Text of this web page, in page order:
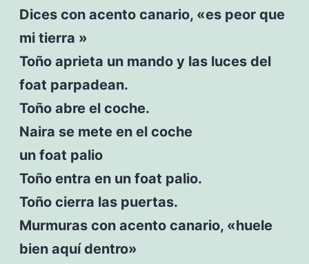
Dices con acento canario, «es peor que
mi tierra »
Toño aprieta un mando y las luces del
foat parpadean.
Toño abre el coche.
Naira se mete en el coche
un foat palio
Toño entra en un foat palio.
Toño cierra las puertas.
Murmuras con acento canario, «huele
bien aquí dentro»